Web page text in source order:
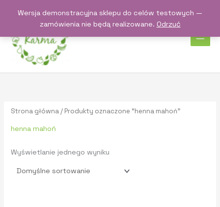
Wersja demonstracyjna sklepu do celów testowych —
zamówienia nie będą realizowane. Odrzuć
Strona główna / Produkty oznaczone “henna mahoń”
henna mahoń
Wyświetlanie jednego wyniku